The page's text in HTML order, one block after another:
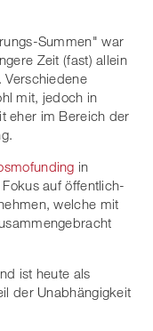
Summen" war
Zeit (fast) allein
Verschiedene
mit, jedoch in
eher im Bereich der
in
auf öffentlich-
welche mit
ist heute als
der Unabhängigkeit